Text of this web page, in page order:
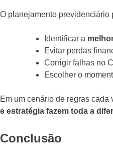
O planejamento previdenciário
Identificar a
Evitar perdas
Corrigir falhas no
Escolher o
Em um cenário de regras cada
e estratégia fazem toda a
Conclusão